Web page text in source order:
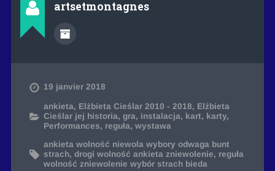
artsetmontagnes
19 janvier 2018
ankieta, Elżbieta Cieślar 2010 - 2018, Elżbieta
Cieślar jej historia, gra, instalacja, kart, karty,
Performances, reguła, wystawa
ankieta wolność niewola wybory odwaga bunt
strach, drogi wolność ankieta zniewolenie, reguła
wolność zniewolenie wybór strach bieda